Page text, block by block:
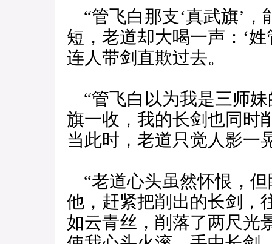
“管飞白那支‘真武旗’，
短，老道却大喝一声：‘
连人带剑直欺过去。
“管飞白以为我是三师
旗一收，我的长剑也同时
当此时，老道只觉人影一
“老道心头虽然怀恨，
他，赶紧把削出的长剑，
如云青丝，削落了两尺光